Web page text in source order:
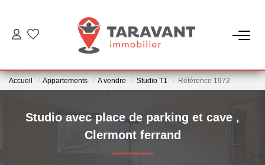
LOUER
Accueil Appartements A vendre Studio T1 Référence 1972
Studio avec place de parking et cave ,
Clermont ferrand